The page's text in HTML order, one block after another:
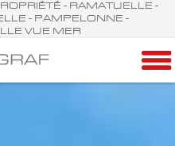
- RAMATUELLE -
- PAMPELONNE -
VUE MER